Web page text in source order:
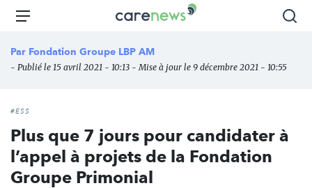
Aller
principal
Carenews,
média
des
Menu
Par Fondation Groupe LBP AM
- Publié le 15 avril 2021 - 10:13 - Mise à jour le 9 décembre 2021 - 10:55
#ESS
Plus que 7 jours pour candidater à
l’appel à projets de la Fondation
Groupe Primonial